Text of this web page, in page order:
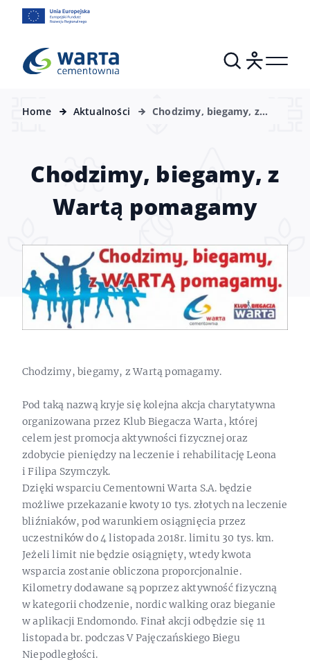
Home Aktualności
Chodzimy, biegamy, z
Chodzimy, biegamy, z
Wartą pomagamy
Chodzimy, biegamy, z Wartą pomagamy.
Pod taką nazwą kryje się kolejna akcja charytatywna
organizowana przez Klub Biegacza Warta, której
celem jest promocja aktywności fizycznej oraz
zdobycie pieniędzy na leczenie i rehabilitację Leona
i Filipa Szymczyk.
Dzięki wsparciu Cementowni Warta S.A. będzie
możliwe przekazanie kwoty 10 tys. złotych na leczenie
bliźniaków, pod warunkiem osiągnięcia przez
uczestników do 4 listopada 2018r. limitu 30 tys. km.
Jeżeli limit nie będzie osiągnięty, wtedy kwota
wsparcia zostanie obliczona proporcjonalnie.
Kilometry dodawane są poprzez aktywność fizyczną
w kategorii chodzenie, nordic walking oraz bieganie
w aplikacji Endomondo. Finał akcji odbędzie się 11
listopada br. podczas V Pajęczańskiego Biegu
Niepodległości.